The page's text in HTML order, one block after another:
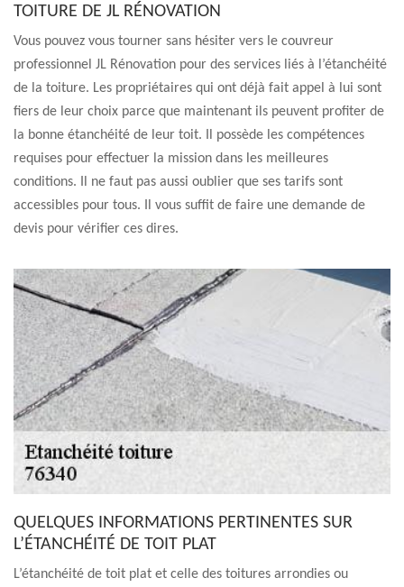
TOITURE DE JL RÉNOVATION
Vous pouvez vous tourner sans hésiter vers le couvreur
professionnel JL Rénovation pour des services liés à l’étanchéité
de la toiture. Les propriétaires qui ont déjà fait appel à lui sont
fiers de leur choix parce que maintenant ils peuvent profiter de
la bonne étanchéité de leur toit. Il possède les compétences
requises pour effectuer la mission dans les meilleures
conditions. Il ne faut pas aussi oublier que ses tarifs sont
accessibles pour tous. Il vous suffit de faire une demande de
devis pour vérifier ces dires.
QUELQUES INFORMATIONS PERTINENTES SUR
L’ÉTANCHÉITÉ DE TOIT PLAT
L’étanchéité de toit plat et celle des toitures arrondies ou